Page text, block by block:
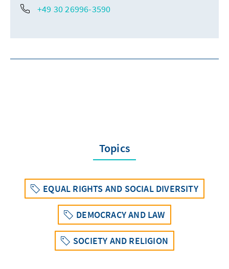
+49 30 26996-3590
Topics
EQUAL RIGHTS AND SOCIAL DIVERSITY
DEMOCRACY AND LAW
SOCIETY AND RELIGION